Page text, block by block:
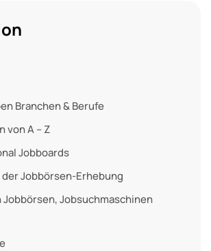
Branchen & Berufe
von A – Z
Jobboards
Jobbörsen-Erhebung
Jobsuchmaschinen